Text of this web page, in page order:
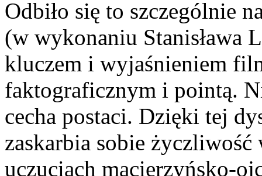
Odbiło się to szczególnie
(w wykonaniu Stanisława
kluczem i wyjaśnieniem
faktograficznym i pointą.
cecha postaci. Dzięki tej
zaskarbia sobie
uczuciach macierzyńsko-